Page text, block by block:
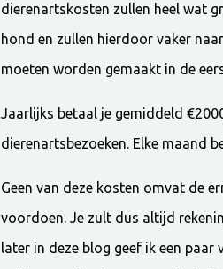
dierenartskosten zullen heel wat
hond en zullen hierdoor vaker
moeten worden gemaakt in de
Jaarlijks betaal je gemiddeld
dierenartsbezoeken. Elke maand
Geen van deze kosten omvat de
voordoen. Je zult dus altijd
later in deze blog geef ik een